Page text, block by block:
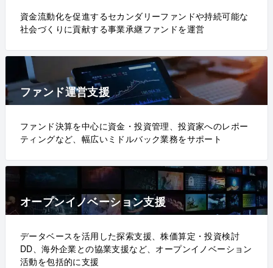
資金流動化を促進するセカンダリーファンドや持続可能な
社会づくりに貢献する事業承継ファンドを運営
ファンド運営支援
ファンド決算を中心に資金・投資管理、投資家へのレポー
ティングなど、幅広いミドルバック業務をサポート
オープンイノベーション支援
データベースを活用した探索支援、株価算定・投資検討
DD、海外企業との協業支援など、オープンイノベーション
活動を包括的に支援